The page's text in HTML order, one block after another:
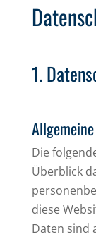
1.
Die
Überblick
diese
Daten sind